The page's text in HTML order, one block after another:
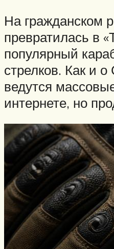
На гражданском
превратилась в
популярный
стрелков. Как и
ведутся
интернете, но